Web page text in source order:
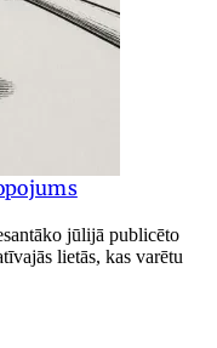
jūlijā publicēto
lietās, kas varētu